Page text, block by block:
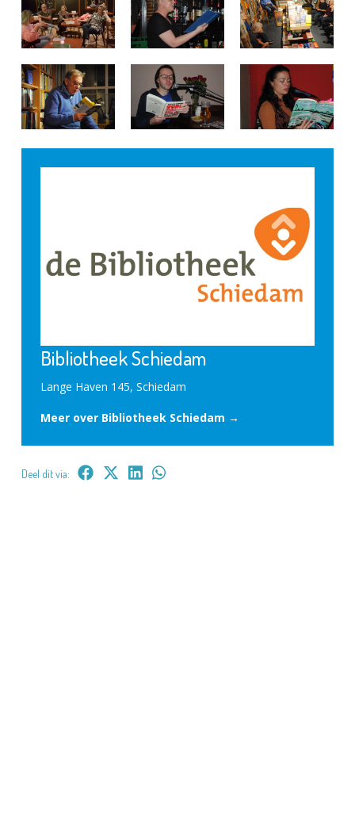
Bibliotheek Schiedam
Lange Haven 145, Schiedam
Meer over Bibliotheek Schiedam →
Deel dit via: